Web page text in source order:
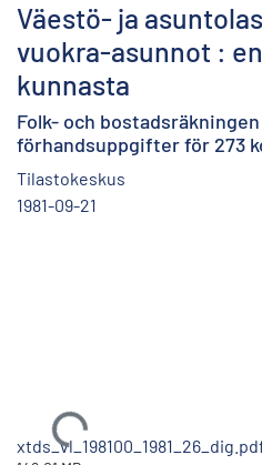
Väestö- ja
vuokra-asunnot :
kunnasta
Folk- och
förhandsuppgifter för 273
Tilastokeskus
1981-09-21